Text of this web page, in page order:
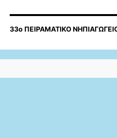
33ο ΠΕΙΡΑΜΑΤΙΚΟ